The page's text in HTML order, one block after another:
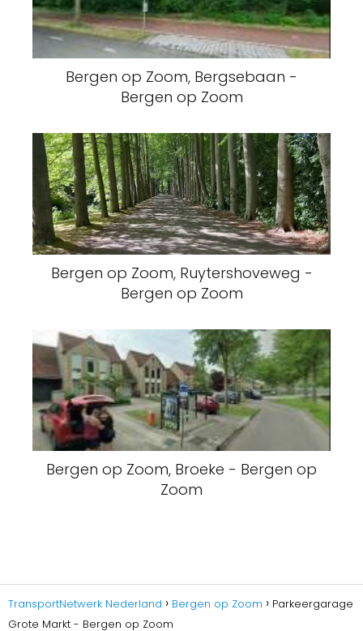
Bergen op Zoom, Bergsebaan -
Bergen op Zoom
Bergen op Zoom, Ruytershoveweg -
Bergen op Zoom
Bergen op Zoom, Broeke - Bergen op
Zoom
TransportNetwerk Nederland Bergen op Zoom
Parkeergarage
Grote Markt - Bergen op Zoom